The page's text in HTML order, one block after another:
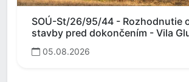
SOÚ-St/26/95/44 - Rozhodnutie
stavby pred dokončením - Vila
05.08.2026